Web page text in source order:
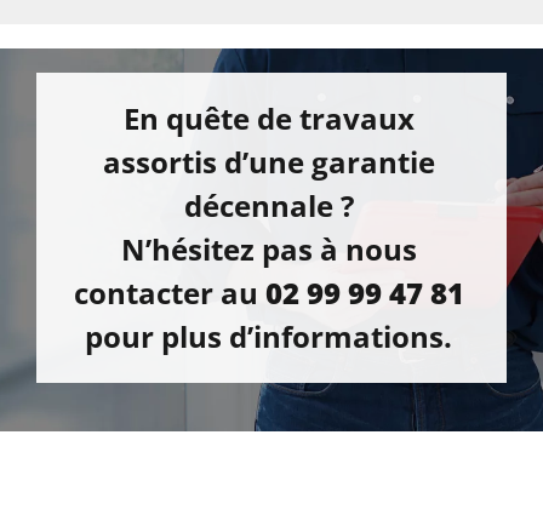
En quête de travaux
assortis d’une garantie
décennale ?
N’hésitez pas à nous
contacter au 02 99 99 47 81
pour plus d’informations.